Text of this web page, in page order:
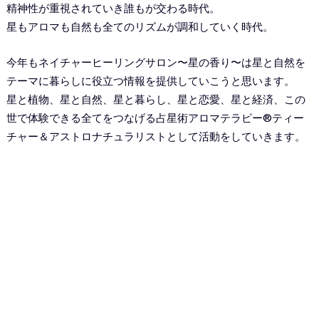
精神性が重視されていき誰もが交わる時代。
星もアロマも自然も全てのリズムが調和していく時代。
今年もネイチャーヒーリングサロン〜星の香り〜は星と自然を
テーマに暮らしに役立つ情報を提供していこうと思います。
星と植物、星と自然、星と暮らし、星と恋愛、星と経済、この
世で体験できる全てをつなげる占星術アロマテラピー®︎ティー
チャー＆アストロナチュラリストとして活動をしていきます。